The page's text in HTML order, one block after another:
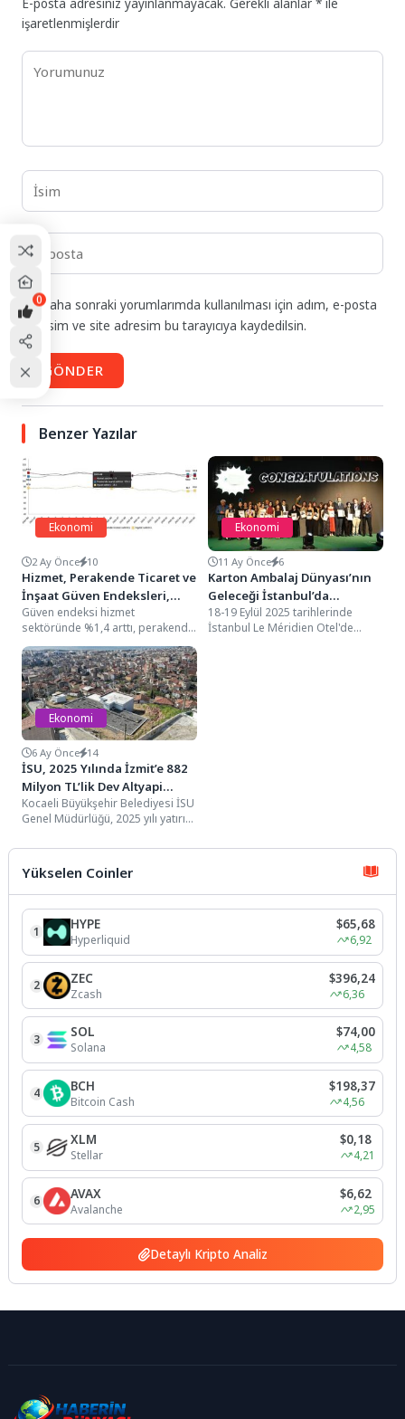
E-posta adresiniz yayınlanmayacak. Gerekli alanlar* ile
işaretlenmişlerdir
Daha sonraki yorumlarımda kullanılması için adım, e-posta
adresim ve site adresim bu tarayıcıya kaydedilsin.
GÖNDER
Benzer Yazılar
Ekonomi
2 Ay Önce 10
Hizmet, Perakende Ticaret ve
İnşaat Güven Endeksleri,
Haziran 2026
Güven endeksi hizmet
sektöründe %1,4 arttı, perakende
ticaret sektöründe %0,3 arttı,
inşaat sektöründe %1,1
arttıMevsim...
Ekonomi
11 Ay Önce 6
Karton Ambalaj Dünyası’nın
Geleceği İstanbul’da
Tartışıldı!
18-19 Eylül 2025 tarihlerinde
İstanbul Le Méridien Otel'de
Ekonomi
6 Ay Önce 14
İSU, 2025 Yılında İzmit’e 882
Milyon TL’lik Dev Altyapi
Yatırımı Gerçekleştirdi
Kocaeli Büyükşehir Belediyesi İSU
Genel Müdürlüğü, 2025 yılı yatırım
ilçesinde gerçekleştirdiği
kapsamlı...
Yükselen Coinler
1 HYPE
Hyperliquid
$65,68
6,92
2 ZEC
Zcash
$396,24
6,36
3 SOL
Solana
$74,00
4,58
4 BCH
Bitcoin Cash
$198,37
4,56
5 XLM
Stellar
$0,18
4,21
6 AVAX
Avalanche
$6,62
2,95
Detaylı Kripto Analiz
0